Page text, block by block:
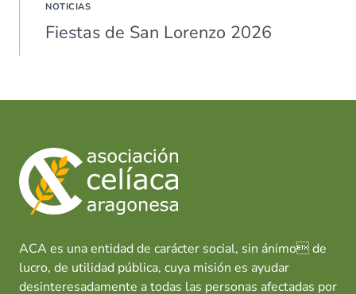
NOTICIAS
Fiestas de San Lorenzo 2026
ACA es una entidad de carácter social, sin ánimo de
lucro, de utilidad pública, cuya misión es ayudar
desinteresadamente a todas las personas afectadas por